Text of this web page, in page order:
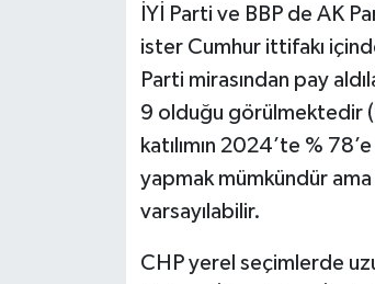
İYİ Parti ve BBP de AK
ister Cumhur ittifakı
Parti mirasından pay
9 olduğu görülmektedir
katılımın 2024’te %
yapmak mümkündür
varsayılabilir.
CHP yerel seçimlerde